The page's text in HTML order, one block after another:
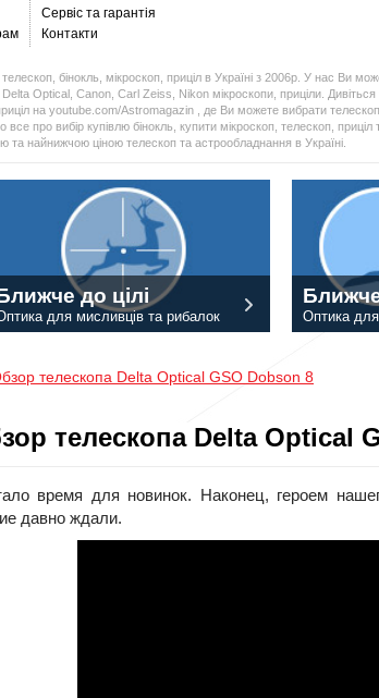
Сервіс та гарантія
Контакти
бінокль, мікроскоп, приціл в Україні з 2006р. У нас Ви
Optical, Canon, Carl Zeiss, Nikon мікроскопи, приціли. Дивіться
на youtube.com/Astromagazin , де Ви можете вибрати телескоп
все про вибір купівлю бінокль, купити мікроскоп, телескоп,
та найнижчою ціною телескоп та астрообладнання в Україні.
до цілі
для мисливців та рибалок Оптика для
телескопа Delta Optical GSO Dobson 8
телескопа Delta Optical
время для новинок. Наконец, героем
давно ждали.